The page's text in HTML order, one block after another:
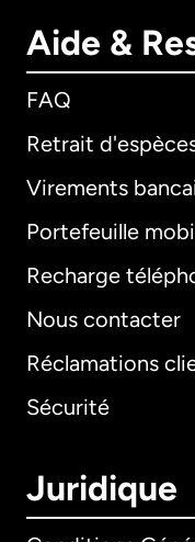
Aide &
FAQ
Retrait
Virements
Portefeuille
Recharge
Nous contacter
Réclamations
Sécurité
Juridique